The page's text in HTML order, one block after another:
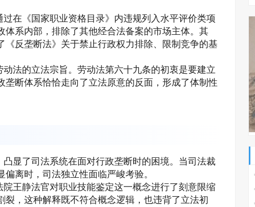
在《国家职业资格目录》内违规列入水平评价类项
体系内部，排除了其他经合法备案的市场主体。其
反垄断法》关于禁止行政权力排除、限制竞争的基
法的立法宗旨。劳动法第六十九条的初衷是要建立
断体系恰恰走向了立法原意的反面，形成了体制性
显了司法系统在面对行政垄断时的困境。当司法裁
离时，司法独立性面临严峻考验。
王静法官对职业技能鉴定这一概念进行了刻意限缩
，这种解释既不符合概念逻辑，也违背了立法初